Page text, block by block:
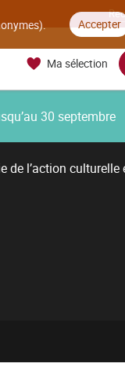
Accepter
Ma sélection
30 septembre
de l’action